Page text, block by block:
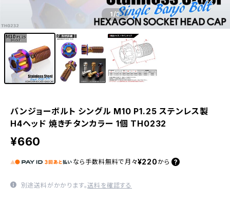
1/3
バンジョーボルト シングル M10 P1.25 ステンレス製
H4ヘッド 焼きチタンカラー 1個 TH0232
¥660
なら 手数料無料で 月々¥220 から
別途送料がかかります。送料を確認する